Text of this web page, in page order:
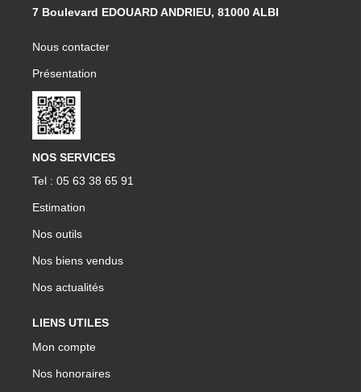
7 Boulevard EDOUARD ANDRIEU, 81000 ALBI
Nous contacter
Présentation
NOS SERVICES
Tel : 05 63 38 65 91
Estimation
Nos outils
Nos biens vendus
Nos actualités
LIENS UTILES
Mon compte
Nos honoraires